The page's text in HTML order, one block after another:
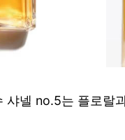
샤넬 no.5는 플로랄